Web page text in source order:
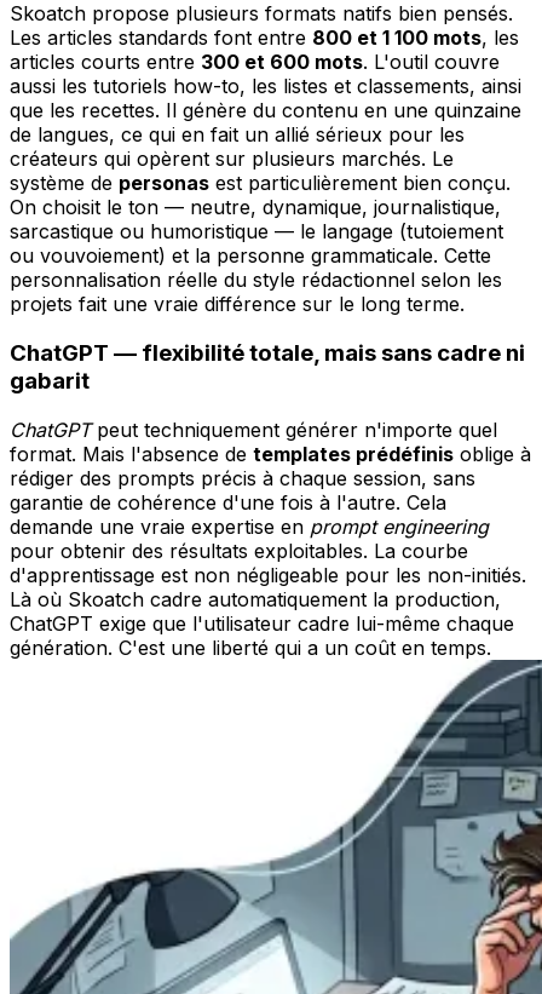
Skoatch propose plusieurs formats natifs bien pensés.
Les articles standards font entre 800 et 1 100 mots, les
articles courts entre 300 et 600 mots. L'outil couvre
aussi les tutoriels how-to, les listes et classements, ainsi
que les recettes. Il génère du contenu en une quinzaine
de langues, ce qui en fait un allié sérieux pour les
créateurs qui opèrent sur plusieurs marchés. Le
système de personas est particulièrement bien conçu.
On choisit le ton — neutre, dynamique, journalistique,
sarcastique ou humoristique — le langage (tutoiement
ou vouvoiement) et la personne grammaticale. Cette
personnalisation réelle du style rédactionnel selon les
projets fait une vraie différence sur le long terme.
ChatGPT — flexibilité totale, mais sans cadre ni
gabarit
ChatGPTpeut techniquement générer n'importe quel
format. Mais l'absence de templates prédéfinis oblige à
rédiger des prompts précis à chaque session, sans
garantie de cohérence d'une fois à l'autre. Cela
demande une vraie expertise en prompt engineering
pour obtenir des résultats exploitables. La courbe
d'apprentissage est non négligeable pour les non-initiés.
Là où Skoatch cadre automatiquement la production,
ChatGPT exige que l'utilisateur cadre lui-même chaque
génération. C'est une liberté qui a un coût en temps.